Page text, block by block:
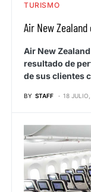
TURISMO
Air New
Air New
resultado de
de sus clientes
BY STAFF 18